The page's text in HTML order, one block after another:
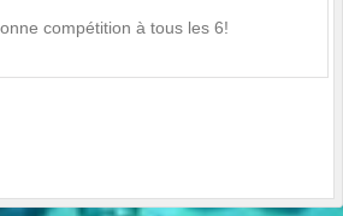
compétition à tous les 6!